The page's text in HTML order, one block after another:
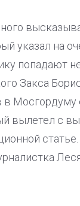
указал на
попадают
Закса
с